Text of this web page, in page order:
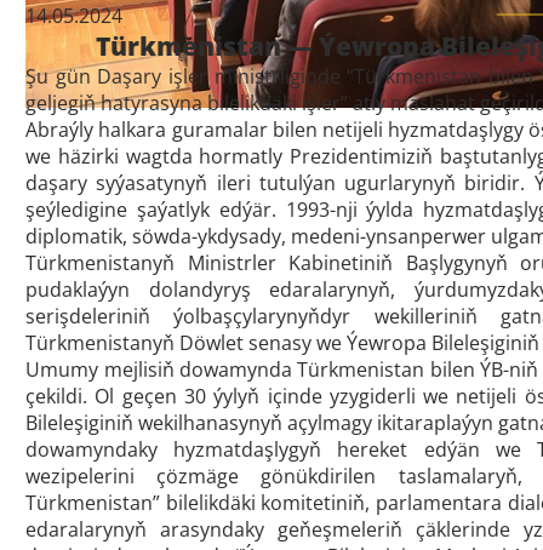
14.05.2024
Türkmenistan — Ýewropa
Şu gün Daşary işler ministrliginde “Türkmenistan
geljegiň hatyrasyna bilelikdäki işler” atly maslahat
Abraýly halkara guramalar bilen netijeli hyzmatdaşlygy
we häzirki wagtda hormatly Prezidentimiziň
daşary syýasatynyň ileri tutulýan ugurlarynyň biridir.
şeýledigine şaýatlyk edýär. 1993-nji ýylda
diplomatik, söwda-ykdysady, medeni-ynsanperwer
Türkmenistanyň Ministrler Kabinetiniň Başlygynyň
pudaklaýyn dolandyryş edaralarynyň,
serişdeleriniň ýolbaşçylarynyňdyr wekilleriniň
Türkmenistanyň Döwlet senasy we Ýewropa
Umumy mejlisiň dowamynda Türkmenistan bilen ÝB-
çekildi. Ol geçen 30 ýylyň içinde yzygiderli we netijeli
Bileleşiginiň wekilhanasynyň açylmagy ikitaraplaýyn
dowamyndaky hyzmatdaşlygyň hereket edýän
wezipelerini çözmäge gönükdirilen
Türkmenistan” bilelikdäki komitetiniň, parlamentara
edaralarynyň arasyndaky geňeşmeleriň çäklerinde